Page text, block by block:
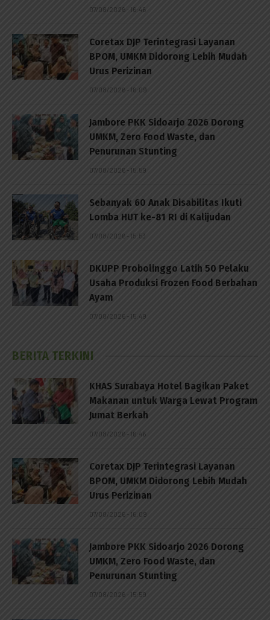
07/08/2026 - 16:46
Coretax DJP Terintegrasi Layanan
BPOM, UMKM Didorong Lebih Mudah
Urus Perizinan
07/08/2026 - 16:09
Jambore PKK Sidoarjo 2026 Dorong
UMKM, Zero Food Waste, dan
Penurunan Stunting
07/08/2026 - 15:59
Sebanyak 60 Anak Disabilitas Ikuti
Lomba HUT ke-81 RI di Kalijudan
07/08/2026 - 15:53
DKUPP Probolinggo Latih 50 Pelaku
Usaha Produksi Frozen Food Berbahan
Ayam
07/08/2026 - 15:49
BERITA TERKINI
KHAS Surabaya Hotel Bagikan Paket
Makanan untuk Warga Lewat Program
Jumat Berkah
07/08/2026 - 16:46
Coretax DJP Terintegrasi Layanan
BPOM, UMKM Didorong Lebih Mudah
Urus Perizinan
07/08/2026 - 16:09
Jambore PKK Sidoarjo 2026 Dorong
UMKM, Zero Food Waste, dan
Penurunan Stunting
07/08/2026 - 15:59